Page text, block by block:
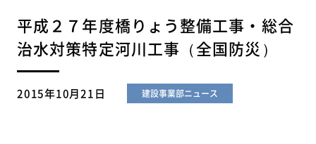
平成２７年度橋りょう整備工事・総合
治水対策特定河川工事（全国防災）
2015年10月21日 建設事業部ニュース